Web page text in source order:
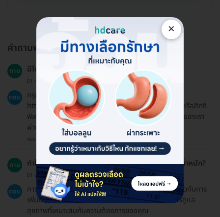
คำถามพบบ่อย
ถาม มีโปรโมชั่นหรือโค้ดส่วนลดไหม?
01 ก.ค. 2024
ตอบ
กรุณาตรวจสอบหน้าสิทธิประโยชน์ของเราที่
https://hdmall.co.th/c/reward เพื่อดูว่ามีโปรโมชั่นหรือสิทธิ
พิเศษใดบ้างที่สามารถใช้ได้ หรือสอบถามทีมบริการลูกค้าของเรา
ผ่านแชทเพื่อขอข้อมูลล่าสุดเกี่ยวกับโปรโมชั่น
ตอบโดยทีมงาน HD
ถาม ทำไมฉันควรเข้ารับการปรึกษาแพทย์เกี่ยวกับการเพิ่มน้ำหนัก?
01 ต.ค. 2024
ตอบ
การปรึกษาแพทย์ช่วยให้คุณได้รับคำแนะนำที่ถูกต้องเกี่ยวกับการ
เพิ่มน้ำหนักอย่างปลอดภัยและมีประสิทธิภาพ พร้อมการดูแล
สุขภาพที่เหมาะสมกับความต้องการของคุณ
×